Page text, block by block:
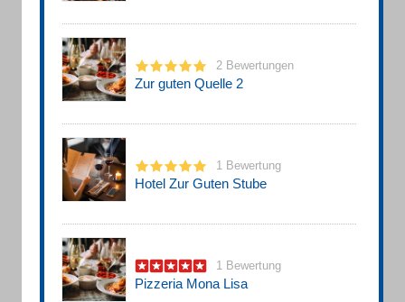
2 Bewertungen
Zur guten Quelle 2
1 Bewertung
Hotel Zur Guten Stube
1 Bewertung
Pizzeria Mona Lisa